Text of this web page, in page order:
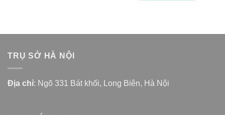
TRỤ SỞ HÀ NỘI
Địa chỉ: Ngõ 331 Bát khối, Long Biên, Hà Nội